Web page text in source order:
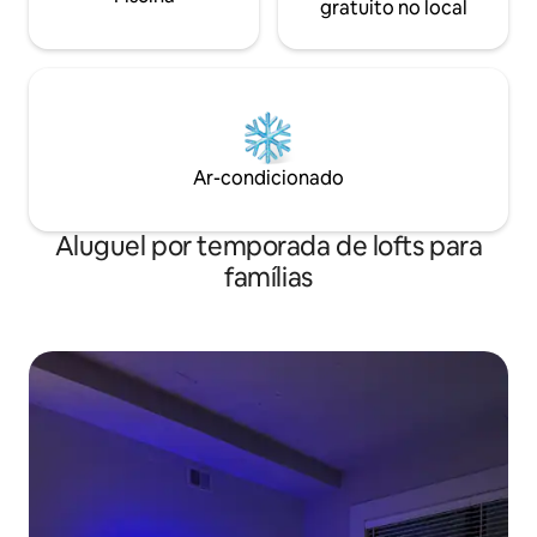
gratuito no local
Ar-condicionado
Aluguel por temporada de lofts para
famílias